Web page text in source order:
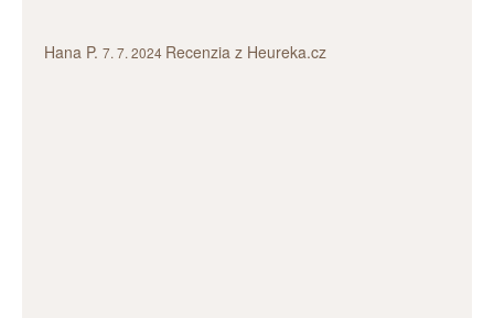
Hana P. 7. 7. 2024 Recenzia z Heureka.cz